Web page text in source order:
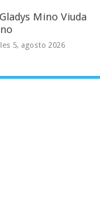
Mino Viuda
5, agosto 2026